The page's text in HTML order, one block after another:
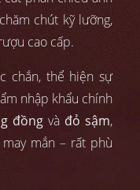
chút kỹ lưỡng,
cao cấp.
chắn, thể hiện sự
nhập khẩu chính
đồng và đỏ sậm,
mắn – rất phù